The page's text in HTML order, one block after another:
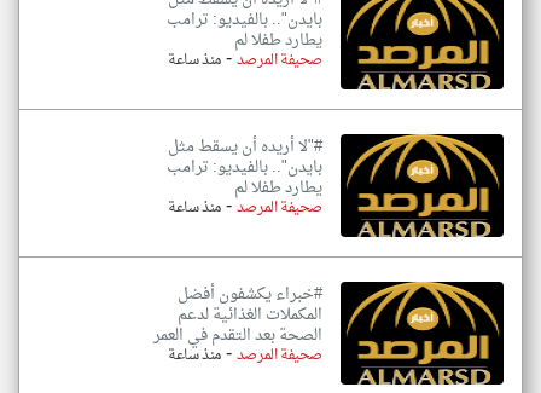
بايدن".. بالفيديو: ترامب
يطارد طفلا لم
صحيفة المرصد-منذ ساعة
#"لا أريده أن يسقط مثل
بايدن".. بالفيديو: ترامب
يطارد طفلا لم
صحيفة المرصد-منذ ساعة
#خبراء يكشفون أفضل
المكملات الغذائية لدعم
الصحة بعد التقدم في العمر
صحيفة المرصد-منذ ساعة